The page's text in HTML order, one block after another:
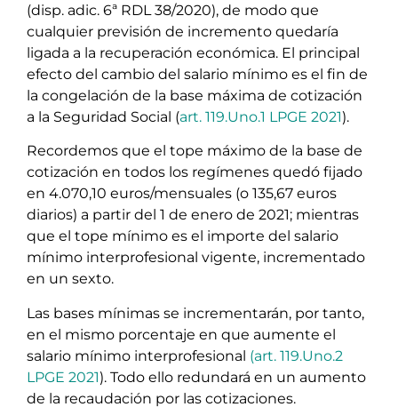
(disp. adic. 6ª RDL 38/2020), de modo que
cualquier previsión de incremento quedaría
ligada a la recuperación económica. El principal
efecto del cambio del salario mínimo es el fin de
la congelación de la base máxima de cotización
a la Seguridad Social (art. 119.Uno.1 LPGE 2021).
Recordemos que el tope máximo de la base de
cotización en todos los regímenes quedó fijado
en 4.070,10 euros/mensuales (o 135,67 euros
diarios) a partir del 1 de enero de 2021; mientras
que el tope mínimo es el importe del salario
mínimo interprofesional vigente, incrementado
en un sexto.
Las bases mínimas se incrementarán, por tanto,
en el mismo porcentaje en que aumente el
salario mínimo interprofesional (art. 119.Uno.2
LPGE 2021). Todo ello redundará en un aumento
de la recaudación por las cotizaciones.